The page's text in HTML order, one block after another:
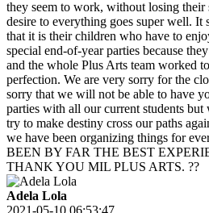
they seem to work, without losing their
desire to everything goes super well. It
that it is their children who have to
special end-of-year parties because
and the whole Plus Arts team worked
perfection. We are very sorry for the
sorry that we will not be able to have
parties with all our current students
try to make destiny cross our paths
we have been organizing things for
BEEN BY FAR THE BEST
THANK YOU MIL PLUS ARTS. ??
Adela Lola